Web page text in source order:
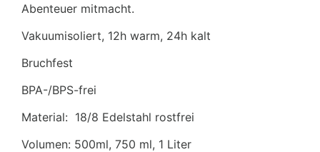
Abenteuer mitmacht.
Vakuumisoliert, 12h warm, 24h kalt
Bruchfest
BPA-/BPS-frei
Material: 18/8 Edelstahl rostfrei
Volumen: 500ml, 750 ml, 1 Liter